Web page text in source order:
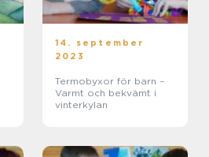
14. september
2023
Termobyxor för barn –
Varmt och bekvämt i
vinterkylan